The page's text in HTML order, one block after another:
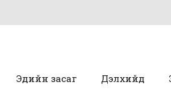
Эдийн засаг Дэлхийд